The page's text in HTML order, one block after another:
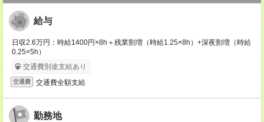
給与
日収2.6万円：時給1400円×8h＋残業割増（時給1.25×8h）+深夜割増（時給
0.25×5h）
交通費別途支給あり
交通費 交通費全額支給
勤務地